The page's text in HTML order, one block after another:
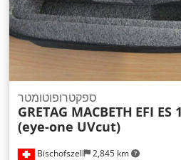
Bischofszell 2,845 km
ספקטרופוטומטר
GRETAG MACBETH EFI ES
(eye-one UVcut)